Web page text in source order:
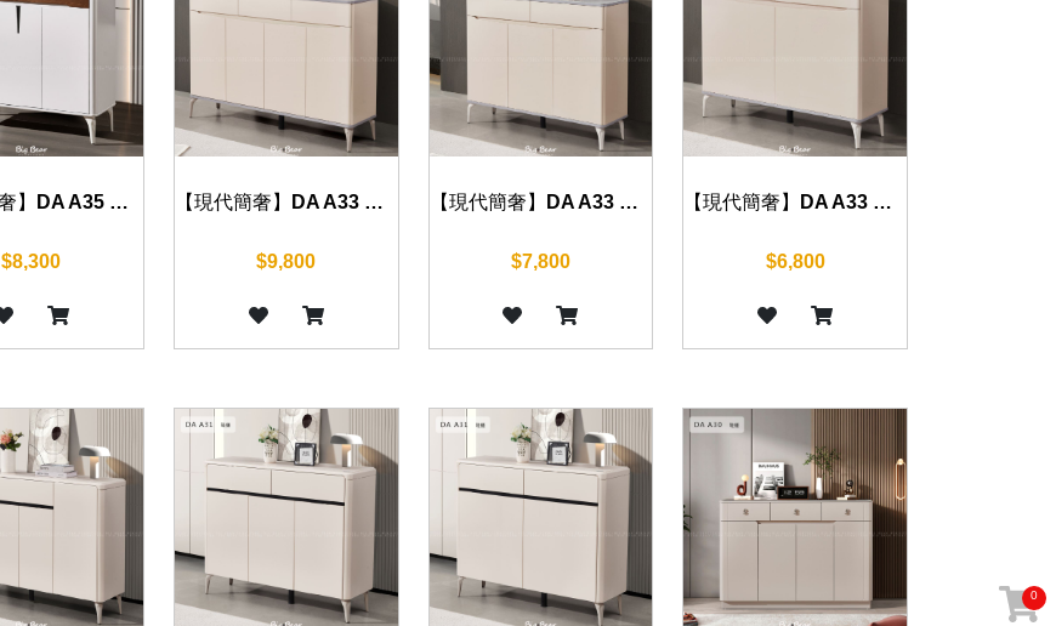
【現代簡奢】DA A35 鞋櫃 100cm/120cm
$8,300
【現代簡奢】DA A33 鞋櫃 140cm/160cm
$9,800
【現代簡奢】DA A33 鞋櫃 100cm/120cm
$7,800
【現代簡奢】DA A33 鞋櫃 80cm
$6,800
0